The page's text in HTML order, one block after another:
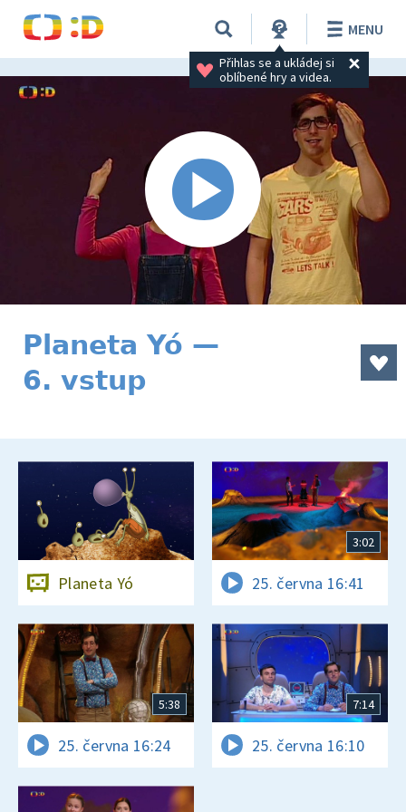
Přihlas se a ukládej si
oblíbené hry a videa.
MENU
Planeta Yó —
6. vstup
Planeta Yó
3:02
25. června 16:41
5:38
25. června 16:24
7:14
25. června 16:10